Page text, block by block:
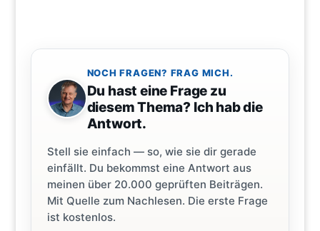
NOCH FRAGEN? FRAG MICH.
Du hast eine Frage zu
diesem Thema? Ich hab die
Antwort.
Stell sie einfach — so, wie sie dir gerade
einfällt. Du bekommst eine Antwort aus
meinen über 20.000 geprüften Beiträgen.
Mit Quelle zum Nachlesen. Die erste Frage
ist kostenlos.